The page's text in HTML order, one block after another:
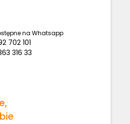
na Whatsapp
702 101
316 33